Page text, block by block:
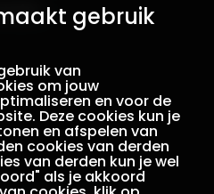
gebruik
van
om jouw
en voor de
Deze cookies kun je
en afspelen van
cookies van derden
van derden kun je wel
als je akkoord